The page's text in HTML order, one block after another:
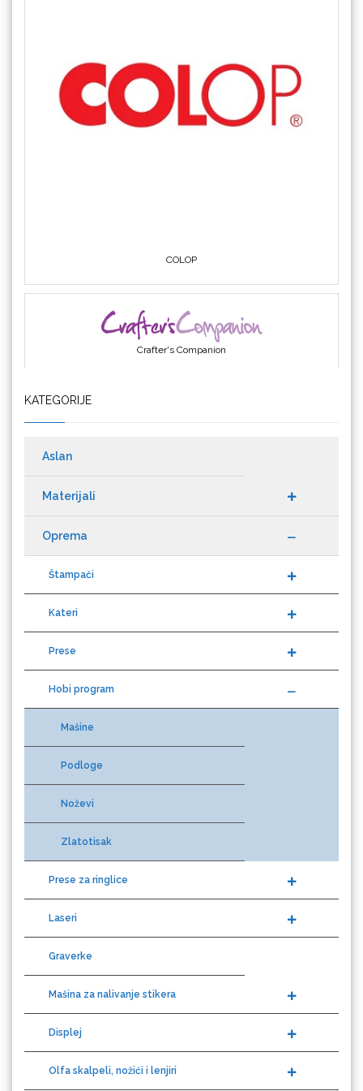
Crafter's Companion
KATEGORIJE
Aslan
Materijali
Oprema
Štampači
Kateri
Hobi program
Mašine
Podloge
Noževi
Zlatotisak
Prese za ringlice
Laseri
Graverke
Mašina za nalivanje stikera
Displej
Olfa skalpeli, nožići i lenjiri